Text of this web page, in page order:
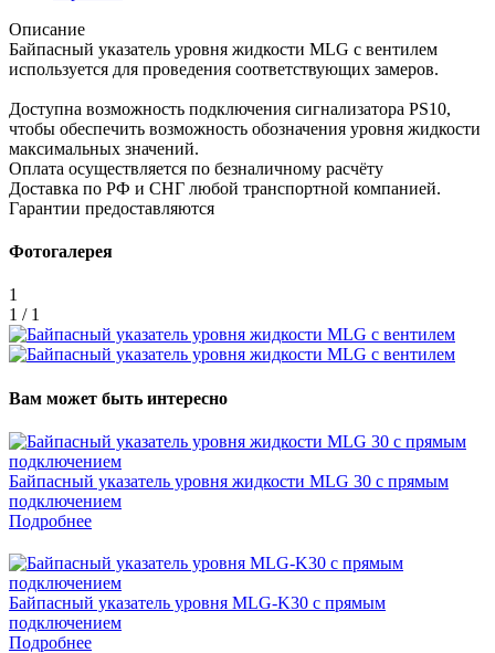
Описание
Байпасный указатель уровня жидкости MLG с вентилем
используется для проведения соответствующих замеров.
Доступна возможность подключения сигнализатора PS10,
чтобы обеспечить возможность обозначения уровня жидкости
максимальных значений.
Оплата осуществляется по безналичному расчёту
Доставка по РФ и СНГ любой транспортной компанией.
Гарантии предоставляются
Фотогалерея
1
1 / 1
Вам может быть интересно
Байпасный указатель уровня жидкости MLG 30 с прямым
подключением
Подробнее
Байпасный указатель уровня MLG-K30 с прямым
подключением
Подробнее